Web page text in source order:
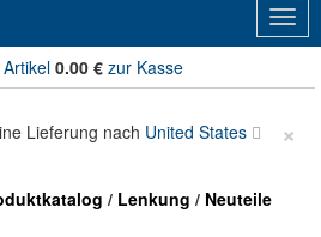
0.00€ zur Kasse
Lieferung nach United States ×
/ Lenkung / Neuteile